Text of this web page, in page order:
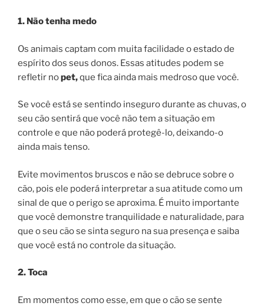
1. Não tenha medo
Os animais captam com muita facilidade o estado de
espírito dos seus donos. Essas atitudes podem se
refletir nopet,que fica ainda mais medroso que você.
Se você está se sentindo inseguro durante as chuvas, o
seu cão sentirá que você não tem a situação em
controle e que não poderá protegê-lo, deixando-o
ainda mais tenso.
Evite movimentos bruscos e não se debruce sobre o
cão, pois ele poderá interpretar a sua atitude como um
sinal de que o perigo se aproxima. É muito importante
que você demonstre tranquilidade e naturalidade, para
que o seu cão se sinta seguro na sua presença e saiba
que você está no controle da situação.
2. Toca
Em momentos como esse, em que o cão se sente